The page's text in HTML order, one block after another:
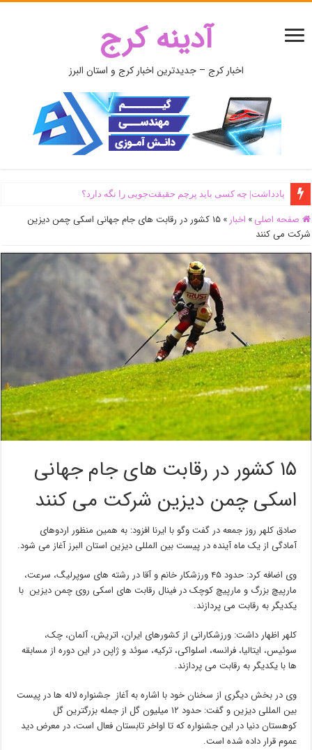
آدینه کرج
اخبار کرج – جدیدترین اخبار کرج و استان البرز
یادداشت| ‌چه کسی باید پرچم حقیقت‌جویی را نگه دارد؟
صفحه اصلی » اخبار »
۱۵ کشور در رقابت های جام جهانی اسکی چمن دیزین
شرکت می کنند
۱۵ کشور در رقابت های جام جهانی
اسکی چمن دیزین شرکت می کنند
صادق کلهر روز جمعه در گفت وگو با ایرنا افزود: به همین منظور اردوهای
آمادگی از یک ماه آینده در پیست بین المللی دیزین استان البرز آغاز می شود.
وی اضافه کرد: حدود ۴۵ ورزشکار خانم و آقا در رشته های سوپرلیگ، سرعت،
مارپیچ بزرگ و مارپیچ کوچک در فینال رقابت های اسکی روی چمن دیزین با
یکدیگر به رقابت می پردازند.
کلهر اظهار داشت: ورزشکارانی از کشورهای ایران، اتریش، آلمان، چک،
سوئیس، ایتالیا، فرانسه، اسلواکی، ترکیه، سوئد و ژاپن در این دوره از مسابقه
ها با یکدیگر به رقابت می پردازند.
وی در بخش دیگری از سخنان خود با اشاره به آغاز جشنواره لاله ها در پیست
بین المللی دیزین و گفت: حدود ۱۲ میلیون گل از جمله بزرگترین گل
کوهستان دنیا در این جشنواره که تا اواخر تابستان فعال است، در معرض دید
عموم قرار داده شده است.